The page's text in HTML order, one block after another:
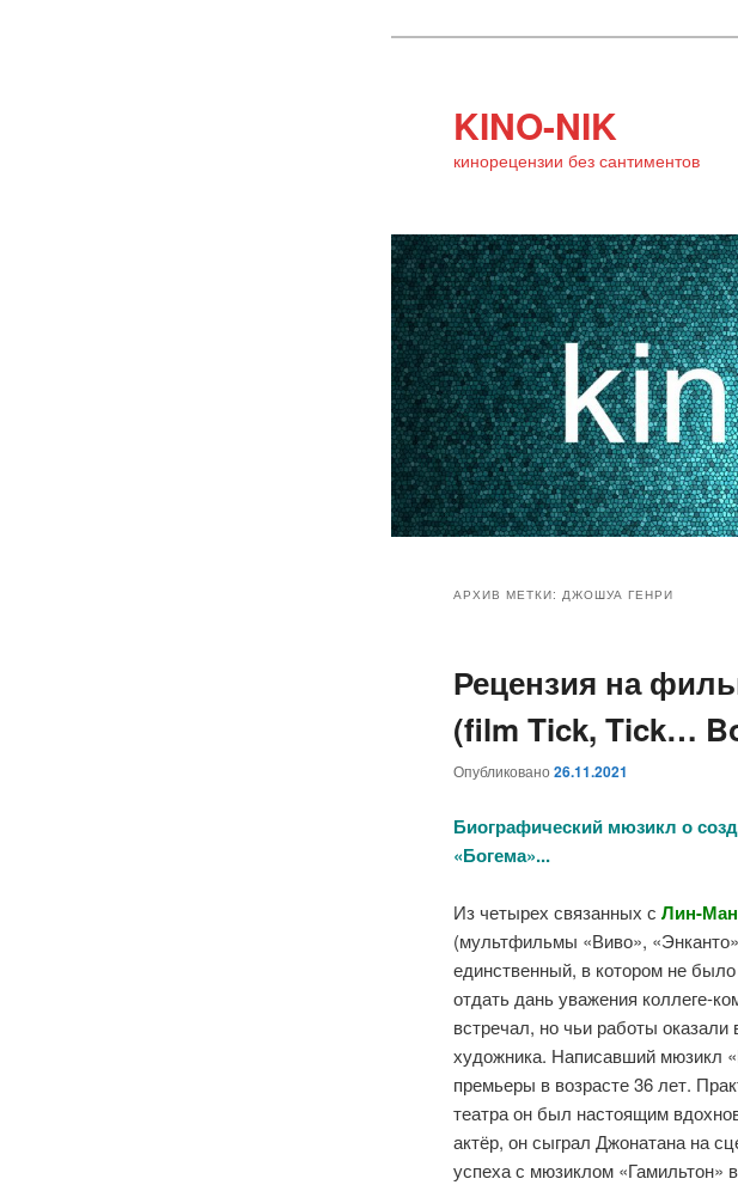
KINO-NIK
кинорецензии без сантиментов
основному
содержимому
дополнительному
содержимому
АРХИВ МЕТКИ: ДЖОШУА ГЕНРИ
Рецензия на
(film Tick, Tick…
Опубликовано26.11.2021
Биографический мюзикл о
«Богема»...
Из четырех связанных сЛин-
(мультфильмы «Виво»,
единственный, в котором не
отдать дань уважения коллеге-
встречал, но чьи работы оказали
художника. Написавший мюзикл
премьеры в возрасте 36 лет.
театра он был настоящим
актёр, он сыграл Джонатана на
успеха с мюзиклом «Гамильтон»